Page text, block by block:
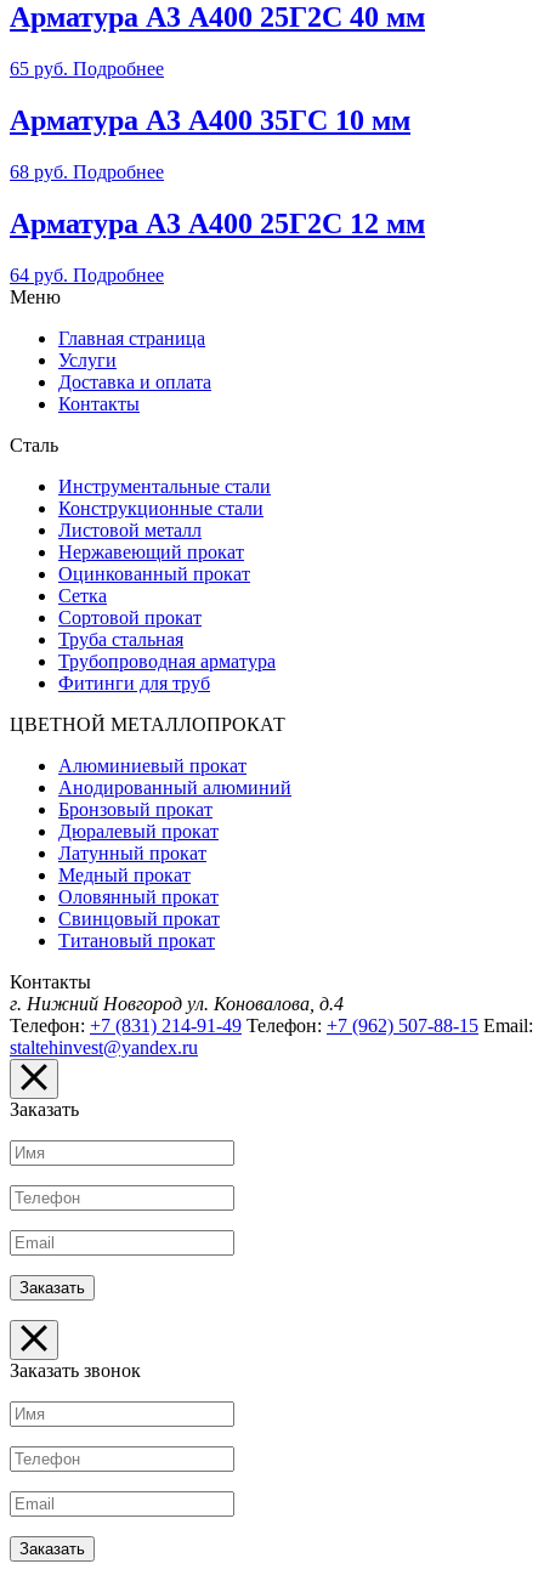
Арматура А3 А400 25Г2С 40 мм
65 руб. Подробнее
Арматура А3 А400 35ГС 10 мм
68 руб. Подробнее
Арматура А3 А400 25Г2С 12 мм
64 руб. Подробнее
Меню
Главная страница
Услуги
Доставка и оплата
Контакты
Сталь
Инструментальные стали
Конструкционные стали
Листовой металл
Нержавеющий прокат
Оцинкованный прокат
Сетка
Сортовой прокат
Труба стальная
Трубопроводная арматура
Фитинги для труб
ЦВЕТНОЙ МЕТАЛЛОПРОКАТ
Алюминиевый прокат
Анодированный алюминий
Бронзовый прокат
Дюралевый прокат
Латунный прокат
Медный прокат
Оловянный прокат
Свинцовый прокат
Титановый прокат
Контакты
г. Нижний Новгород ул. Коновалова, д.4
Телефон: +7 (831) 214-91-49 Телефон: +7 (962) 507-88-15 Email:
staltehinvest@yandex.ru
Заказать
Заказать звонок